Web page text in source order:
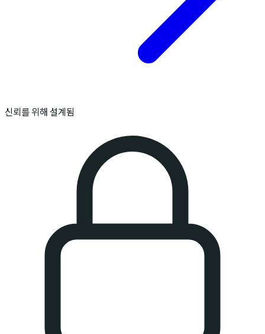
신뢰를 위해 설계됨